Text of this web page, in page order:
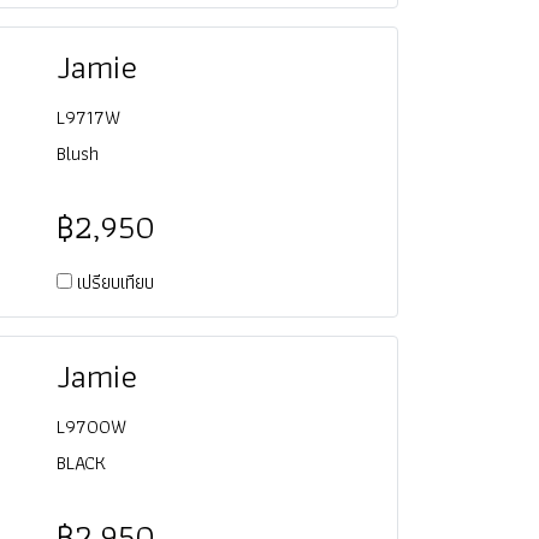
Jamie
L9717W
Blush
฿2,950
เปรียบเทียบ
Jamie
L9700W
BLACK